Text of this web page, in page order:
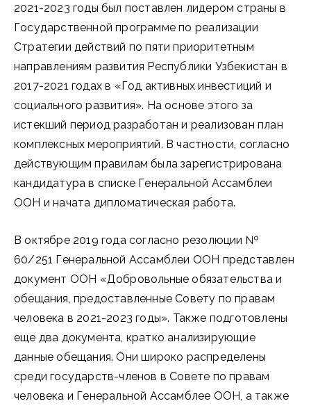
2021-2023 годы был поставлен лидером страны в
Государственной программе по реализации
Стратегии действий по пяти приоритетным
направлениям развития Респуб­лики Узбекистан в
2017-2021 годах в «Год активных инвестиций и
социального развития». На основе этого за
истекший период разработан и реализован план
комплексных мероприятий. В частности, согласно
действующим правилам была зарегистрирована
кандидатура в списке Генеральной Ассамблеи
ООН и начата дипломатическая работа.
В октябре 2019 года согласно резолюции №
60/251 Генеральной Ассамблеи ООН представлен
документ ООН «Добровольные обязательства и
обещания, предоставленные Совету по правам
человека в 2021-2023 годы». Также подготовлены
еще два документа, кратко анализирующие
данные обещания. Они широко распределены
среди государств-членов в Совете по правам
человека и Генеральной Ассамблее ООН, а также